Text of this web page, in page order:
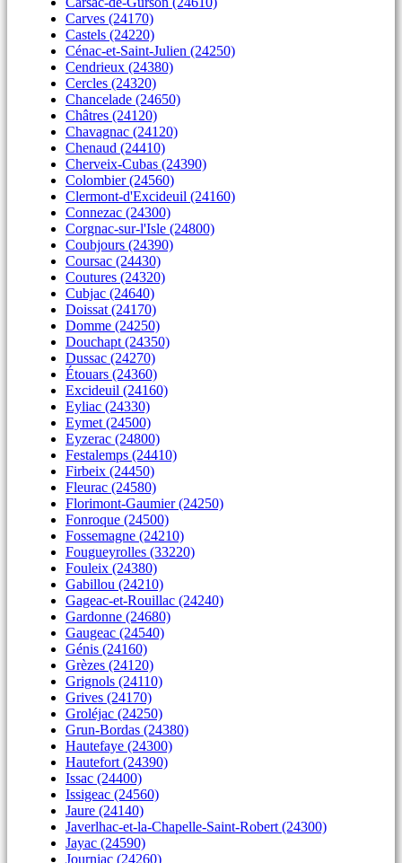
Carves (24170)
Castels (24220)
Cénac-et-Saint-Julien (24250)
Cendrieux (24380)
Cercles (24320)
Chancelade (24650)
Châtres (24120)
Chavagnac (24120)
Chenaud (24410)
Cherveix-Cubas (24390)
Colombier (24560)
Clermont-d'Excideuil (24160)
Connezac (24300)
Corgnac-sur-l'Isle (24800)
Coubjours (24390)
Coursac (24430)
Coutures (24320)
Cubjac (24640)
Doissat (24170)
Domme (24250)
Douchapt (24350)
Dussac (24270)
Étouars (24360)
Excideuil (24160)
Eyliac (24330)
Eymet (24500)
Eyzerac (24800)
Festalemps (24410)
Firbeix (24450)
Fleurac (24580)
Florimont-Gaumier (24250)
Fonroque (24500)
Fossemagne (24210)
Fougueyrolles (33220)
Fouleix (24380)
Gabillou (24210)
Gageac-et-Rouillac (24240)
Gardonne (24680)
Gaugeac (24540)
Génis (24160)
Grèzes (24120)
Grignols (24110)
Grives (24170)
Groléjac (24250)
Grun-Bordas (24380)
Hautefaye (24300)
Hautefort (24390)
Issac (24400)
Issigeac (24560)
Jaure (24140)
Javerlhac-et-la-Chapelle-Saint-Robert (24300)
Jayac (24590)
Journiac (24260)